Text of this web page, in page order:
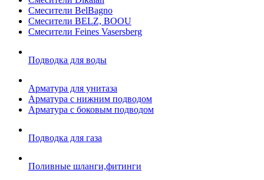
Смесители BelBagno
Смесители BELZ, BOOU
Смесители Feines Vasersberg
Подводка для воды
Арматура для унитаза
Арматура с нижним подводом
Арматура с боковым подводом
Подводка для газа
Поливные шланги,фитинги